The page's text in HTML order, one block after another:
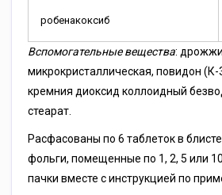
робенакоксиб
Вспомогательные вещества:
микрокристаллическая, повидон (К-
кремния диоксид коллоидный
стеарат.
Расфасованы по 6 таблеток в
фольги, помещенные по 1, 2, 5 или
пачки вместе с инструкцией по